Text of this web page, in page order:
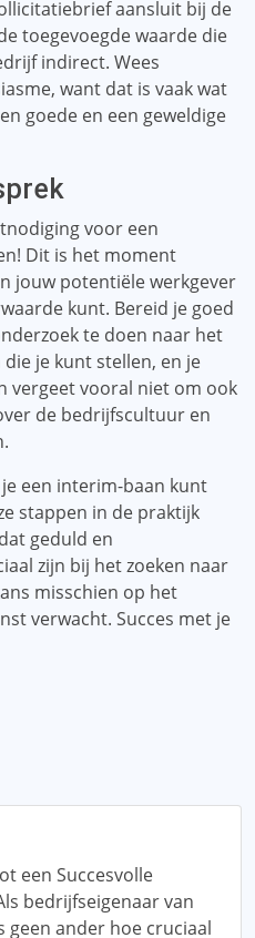
aansluit bij de
toegevoegde waarde die
indirect. Wees
want dat is vaak wat
goede en een geweldige
voor een
Dit is het moment
jouw potentiële werkgever
kunt. Bereid je goed
te doen naar het
je kunt stellen, en je
vergeet vooral niet om ook
de bedrijfscultuur en
een interim-baan kunt
stappen in de praktijk
geduld en
zijn bij het zoeken naar
misschien op het
verwacht. Succes met je
een Succesvolle
bedrijfseigenaar van
geen ander hoe cruciaal